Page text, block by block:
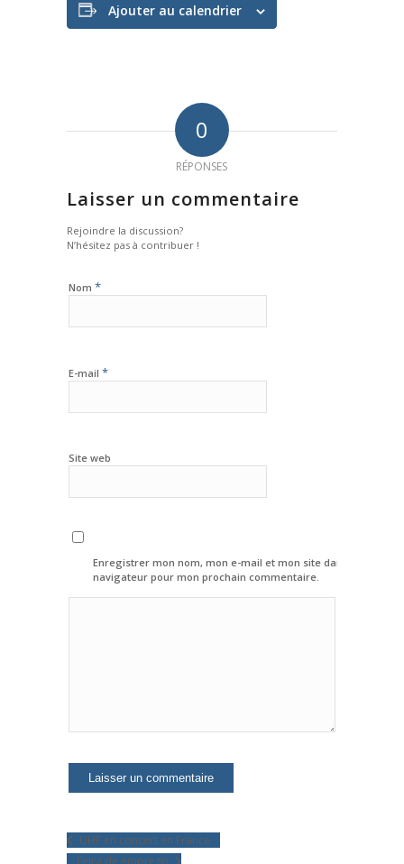
Ajouter au calendrier
0
RÉPONSES
Laisser un commentaire
Rejoindre la discussion?
N’hésitez pas à contribuer !
Nom *
E-mail *
Site web
Enregistrer mon nom, mon e-mail et mon site dans le
navigateur pour mon prochain commentaire.
UHF en concert en France